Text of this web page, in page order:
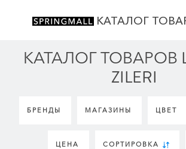
КАТАЛОГ
КАТАЛОГ ТОВАРОВ
ZILERI
БРЕНДЫ МАГАЗИНЫ ЦВЕТ
ЦЕНА СОРТИРОВКА